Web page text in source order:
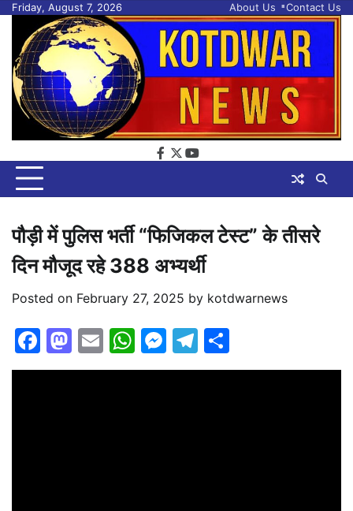
Skip
content
Friday, August 7, 2026 About Us Contact Us
facebook
twitter
youtube
पौड़ी में पुलिस भर्ती “फिजिकल टेस्ट” के तीसरे
दिन मौजूद रहे 388 अभ्यर्थी
Posted on February 27, 2025 by kotdwarnews
Facebook
Mastodon
EmailWhatsApp
Messenger
Telegram